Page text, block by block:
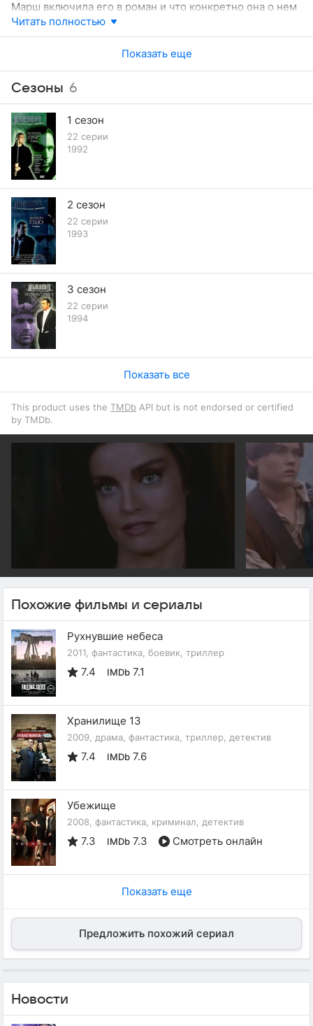
Марш включила его в роман и что конкретно она о нем
знает. Но другой Бессмертный, также ставший героем
книги, открыл охоту на авторшу.
Читать полностью
Показать еще
Сезоны 6
1 сезон
22 серии
1992
2 сезон
22 серии
1993
3 сезон
22 серии
1994
Показать все
This product uses the TMDb API but is not endorsed or certified
by TMDb.
Похожие фильмы и сериалы
Рухнувшие небеса
2011, фантастика, боевик, триллер
7.4 IMDb 7.1
Хранилище 13
2009, драма, фантастика, триллер, детектив
7.4 IMDb 7.6
Убежище
2008, фантастика, криминал, детектив
7.3 IMDb 7.3 Смотреть онлайн
Показать еще
Предложить похожий сериал
Новости